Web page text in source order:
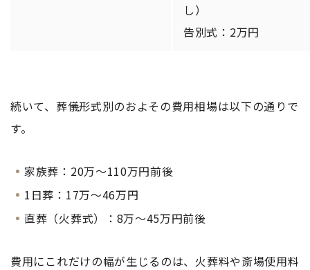
し）
告別式：2万円
続いて、葬儀形式別のおよその費用相場は以下の通りで
す。
家族葬：20万～110万円前後
1日葬：17万～46万円
直葬（火葬式）：8万～45万円前後
費用にこれだけの幅が生じるのは、火葬料や斎場使用料